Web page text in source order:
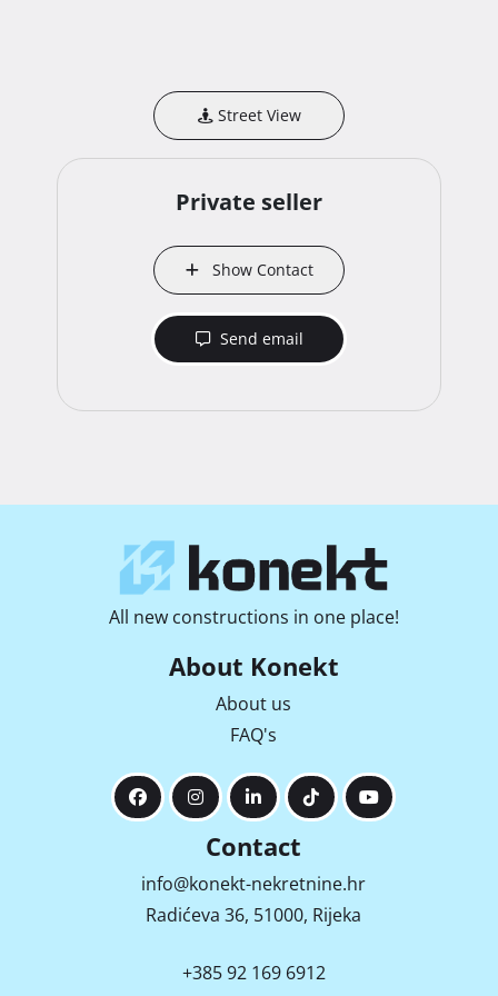
Street View
Private seller
Show Contact
Send email
All new constructions in one place!
About Konekt
About us
FAQ's
Contact
info@konekt-nekretnine.hr
Radićeva 36, 51000, Rijeka
+385 92 169 6912